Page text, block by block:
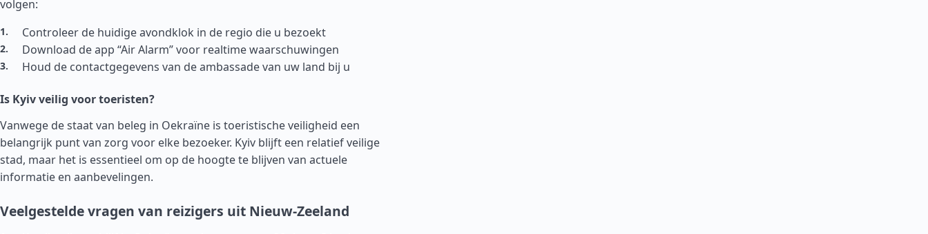
volgen:
Controleer de huidige avondklok in de regio die u bezoekt
Download de app “Air Alarm” voor realtime waarschuwingen
Houd de contactgegevens van de ambassade van uw land bij u
Is Kyiv veilig voor toeristen?
Vanwege de staat van beleg in Oekraïne is toeristische veiligheid een
belangrijk punt van zorg voor elke bezoeker. Kyiv blijft een relatief veilige
stad, maar het is essentieel om op de hoogte te blijven van actuele
informatie en aanbevelingen.
Veelgestelde vragen van reizigers uit Nieuw-Zeeland